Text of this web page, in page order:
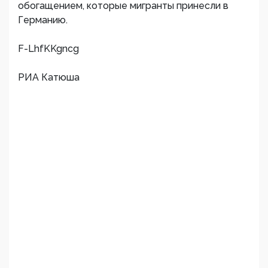
обогащением, которые мигранты принесли в
Германию.
F-LhfKKgncg
РИА Катюша